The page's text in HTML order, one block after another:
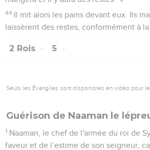
44 Il mit alors les pains devant eux. Ils
laissèrent des restes, conformément à
2 Rois 5
Seuls les Évangiles sont disponibles en vidéo pour le
Guérison de Naaman le
1 Naaman, le chef de l'armée du roi de
faveur et de l’estime de son seigneur,